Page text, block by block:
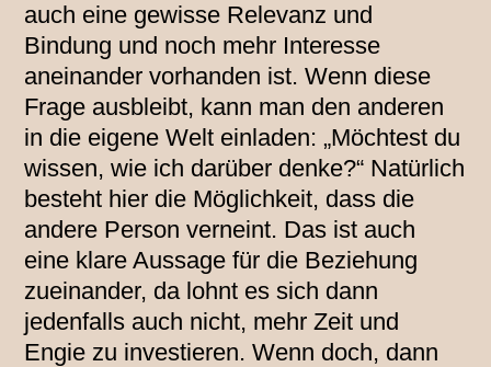
auch eine gewisse Relevanz und
Bindung und noch mehr Interesse
aneinander vorhanden ist. Wenn diese
Frage ausbleibt, kann man den anderen
in die eigene Welt einladen: „Möchtest du
wissen, wie ich darüber denke?“ Natürlich
besteht hier die Möglichkeit, dass die
andere Person verneint. Das ist auch
eine klare Aussage für die Beziehung
zueinander, da lohnt es sich dann
jedenfalls auch nicht, mehr Zeit und
Engie zu investieren. Wenn doch, dann